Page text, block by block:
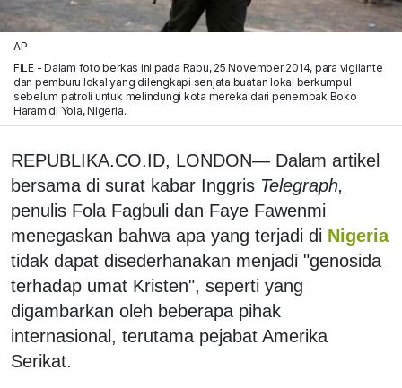
AP
FILE - Dalam foto berkas ini pada Rabu, 25 November 2014, para vigilante
dan pemburu lokal yang dilengkapi senjata buatan lokal berkumpul
sebelum patroli untuk melindungi kota mereka dari penembak Boko
Haram di Yola, Nigeria.
REPUBLIKA.CO.ID, LONDON— Dalam artikel
bersama di surat kabar Inggris Telegraph,
penulis Fola Fagbuli dan Faye Fawenmi
menegaskan bahwa apa yang terjadi di Nigeria
tidak dapat disederhanakan menjadi "genosida
terhadap umat Kristen", seperti yang
digambarkan oleh beberapa pihak
internasional, terutama pejabat Amerika
Serikat.